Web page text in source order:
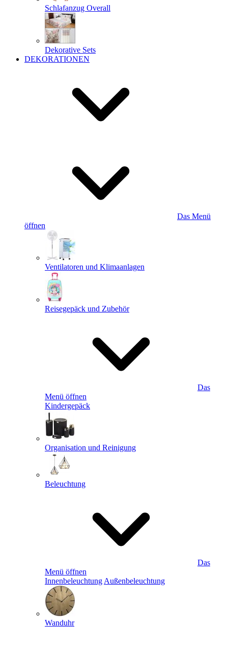
Schlafanzug Overall
Dekorative Sets
DEKORATIONEN
Das Menü
öffnen
Ventilatoren und Klimaanlagen
Reisegepäck und Zubehör
Das
Menü öffnen
Kindergepäck
Organisation und Reinigung
Beleuchtung
Das
Menü öffnen
Innenbeleuchtung Außenbeleuchtung
Wanduhr